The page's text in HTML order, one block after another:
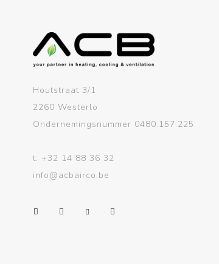
Houtstraat 3/1
2260 Westerlo
Ondernemingsnummer 0480.157.225
t. +32 14 88 36 32
info@acbairco.be